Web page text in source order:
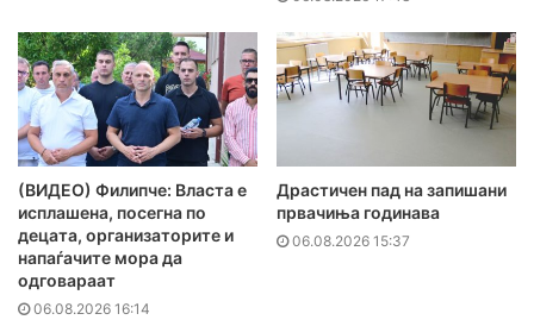
(ВИДЕО) Филипче: Власта е
исплашена, посегна по
децата, организаторите и
напаѓачите мора да
одговараат
06.08.2026 16:14
Драстичен пад на запишани
првачиња годинава
06.08.2026 15:37